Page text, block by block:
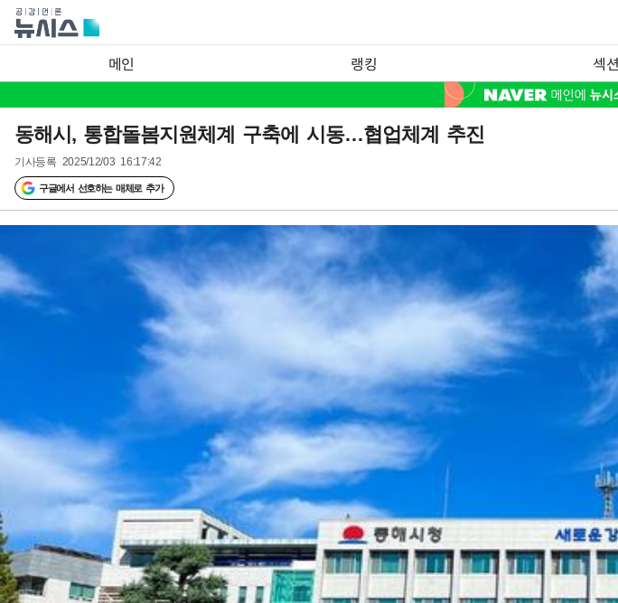
메인 랭킹 섹션
동해시, 통합돌봄지원체계 구축에 시동…협업체계 추진
기사등록 2025/12/03 16:17:42
구글에서 선호하는 매체로 추가